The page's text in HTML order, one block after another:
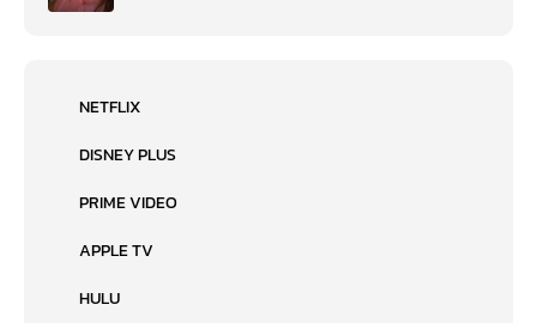
NETFLIX
DISNEY PLUS
PRIME VIDEO
APPLE TV
HULU